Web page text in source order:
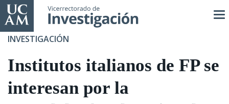
Pasar
al
contenido
INVESTIGACIÓN
Institutos italianos de FP se
interesan por la